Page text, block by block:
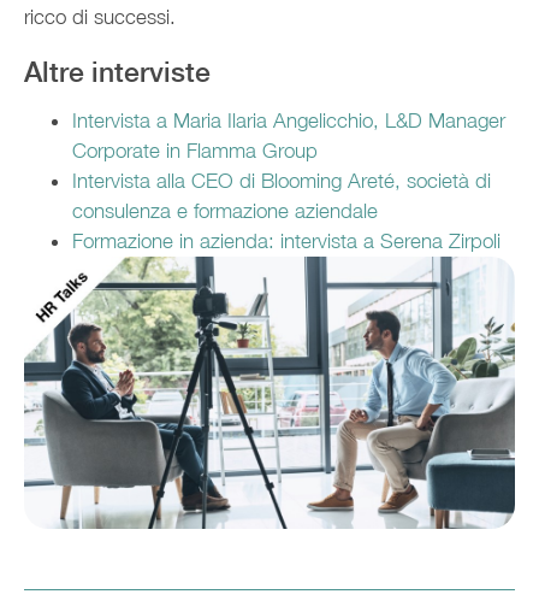
ricco di successi.
Altre interviste
Intervista a Maria Ilaria Angelicchio, L&D Manager
Corporate in Flamma Group
Intervista alla CEO di Blooming Areté, società di
consulenza e formazione aziendale
Formazione in azienda: intervista a Serena Zirpoli